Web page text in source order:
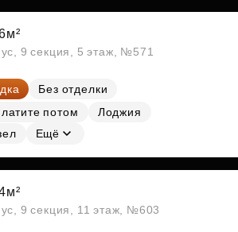
9 секция, 5 этаж, №571
Без отделки
потом
Лоджия
Ещё
9 секция, 11 этаж, №603